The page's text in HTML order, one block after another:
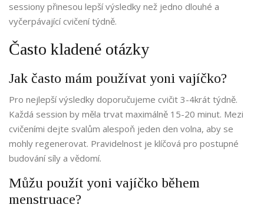
sessiony přinesou lepší výsledky než jedno dlouhé a
vyčerpávající cvičení týdně.
Často kladené otázky
Jak často mám používat yoni vajíčko?
Pro nejlepší výsledky doporučujeme cvičit 3-4krát týdně.
Každá session by měla trvat maximálně 15-20 minut. Mezi
cvičeními dejte svalům alespoň jeden den volna, aby se
mohly regenerovat. Pravidelnost je klíčová pro postupné
budování síly a vědomí.
Můžu použít yoni vajíčko během
menstruace?